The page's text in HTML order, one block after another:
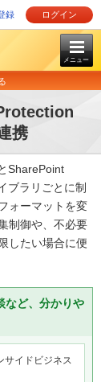
録 ログイン
メニュー
携
SharePoint
ブラリごとに制
ォーマットを変
制御や、不必要
したい場合に便
など、分かりや
サイドビジネス